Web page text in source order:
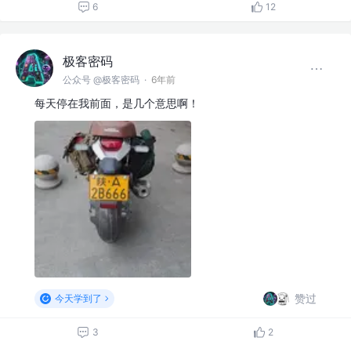
6 12
极客密码
公众号 @极客密码 · 6年前
每天停在我前面，是几个意思啊！
今天学到了 赞过
3 2